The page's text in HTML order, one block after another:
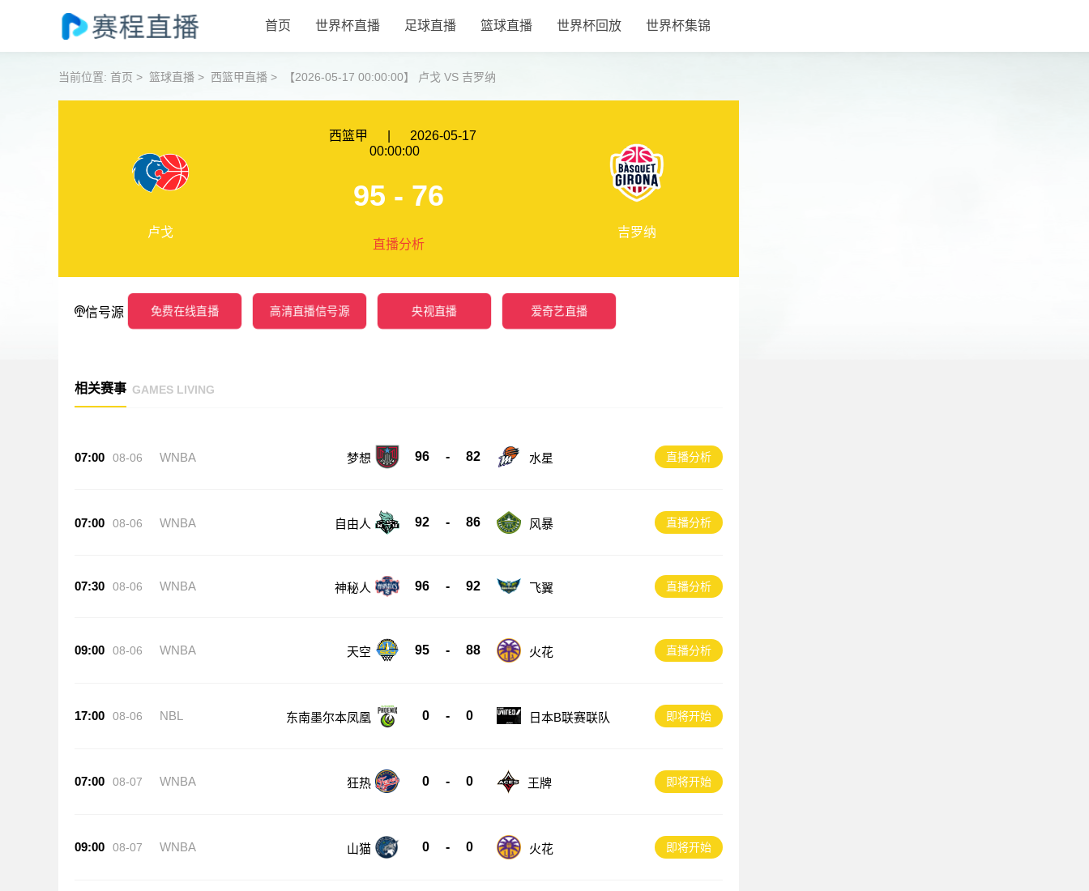
首页 世界杯直播 足球直播 篮球直播 世界杯回放 世界杯集锦
当前位置: 首页 > 篮球直播 > 西篮甲直播 > 【2026-05-17 00:00:00】 卢戈 VS 吉罗纳
卢戈
西篮甲
2026-05-17
00:00:00
95 - 76
直播分析
吉罗纳
信号源 免费在线直播 高清直播信号源 央视直播 爱奇艺直播
相关赛事 GAMES LIVING
07:00 08-06 WNBA 梦想 96 - 82 水星 直播分析
07:00 08-06 WNBA 自由人 92 - 86 风暴 直播分析
07:30 08-06 WNBA 神秘人 96 - 92 飞翼 直播分析
09:00 08-06 WNBA 天空 95 - 88 火花 直播分析
17:00 08-06 NBL 东南墨尔本凤凰 0 - 0 日本B联赛联队 即将开始
07:00 08-07 WNBA 狂热 0 - 0 王牌 即将开始
09:00 08-07 WNBA 山猫 0 - 0 火花 即将开始